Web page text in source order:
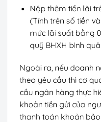
Nộp thêm tiền lãi
(Tính trên số tiền
mức lãi suất bằng
quỹ BHXH bình
Ngoài ra, nếu doanh
theo yêu cầu thì cơ
cầu ngân hàng thực
khoản tiền gửi của
thanh toán khoản